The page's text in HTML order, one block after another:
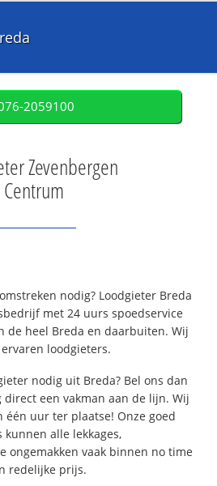
2059100
Zevenbergen
Centrum
nodig? Loodgieter Breda
met 24 uurs spoedservice
de heel Breda en daarbuiten. Wij
loodgieters.
nodig uit Breda? Bel ons dan
direct een vakman aan de lijn. Wij
uur ter plaatse! Onze goed
alle lekkages,
ongemakken vaak binnen no time
redelijke prijs.